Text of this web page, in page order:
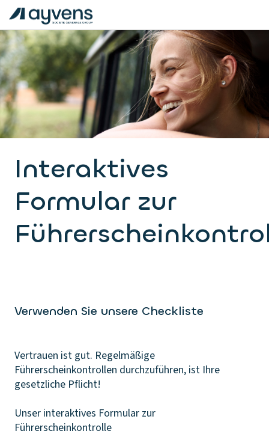
Interaktives
Formular zur
Verwenden Sie unsere Checkliste
Vertrauen ist gut. Regelmäßige
Führerscheinkontrollen durchzuführen, ist Ihre
gesetzliche Pflicht!
Unser interaktives Formular zur
Führerscheinkontrolle